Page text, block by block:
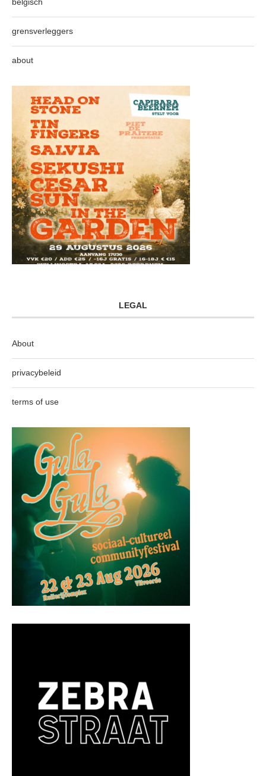
grensverleggers
about
LEGAL
About
privacybeleid
terms of use